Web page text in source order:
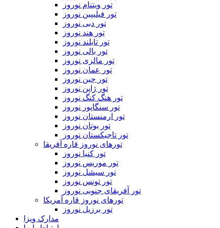
تور ویتنام نوروز
تور فیلیپین نوروز
تور دبی نوروز
تور هند نوروز
تور تایلند نوروز
تور بالی نوروز
تور مالزی نوروز
تور عمان نوروز
تور چین نوروز
تور ژاپن نوروز
تور هنگ کنگ نوروز
تور سنگاپور نوروز
تور ارمنستان نوروز
تور بوتان نوروز
تور تاجیکستان نوروز
تورهای نوروز قاره آفریقا
تور کنیا نوروز
تور موریس نوروز
تور سیشل نوروز
تور تونس نوروز
تور آفریقای جنوبی نوروز
تورهای نوروز قاره آمریکا
تور برزیل نوروز
مدارک ویزا